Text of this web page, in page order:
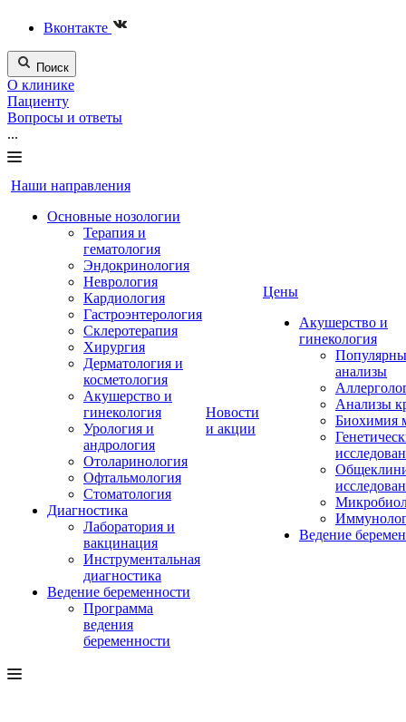
Вконтакте
Поиск
О клинике
Пациенту
Вопросы и ответы
...
Наши направления
Основные нозологии
Терапия и
гематология
Эндокринология
Неврология
Кардиология
Гастроэнтерология
Склеротерапия
Хирургия
Дерматология и
косметология
Акушерство и
гинекология
Урология и
андрология
Отоларинология
Офтальмология
Стоматология
Диагностика
Лаборатория и
вакцинация
Инструментальная
диагностика
Ведение беременности
Программа
ведения
беременности
Новости
и акции
Цены
Акушерство и
гинекология
анализы
Анализы
Биохимия
Ведение